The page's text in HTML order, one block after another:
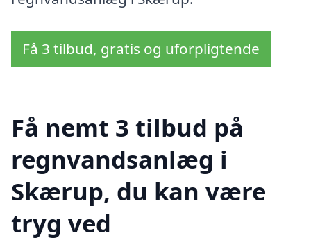
Få 3 tilbud, gratis og uforpligtende
Få nemt 3 tilbud på
regnvandsanlæg i
Skærup, du kan være
tryg ved